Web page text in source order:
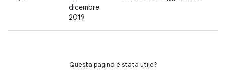
dicembre
2019
Questa pagina è stata utile?